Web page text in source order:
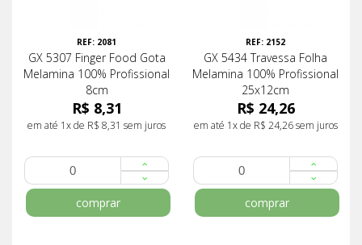
REF: 2081
GX 5307 Finger Food Gota
Melamina 100% Profissional
8cm
R$ 8,31
em até 1x de R$ 8,31 sem juros
comprar
REF: 2152
GX 5434 Travessa Folha
Melamina 100% Profissional
25x12cm
R$ 24,26
em até 1x de R$ 24,26 sem juros
comprar